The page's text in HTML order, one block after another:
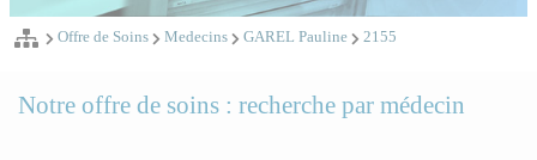
Offre de Soins Medecins GAREL Pauline 2155
Notre offre de soins : recherche par médecin